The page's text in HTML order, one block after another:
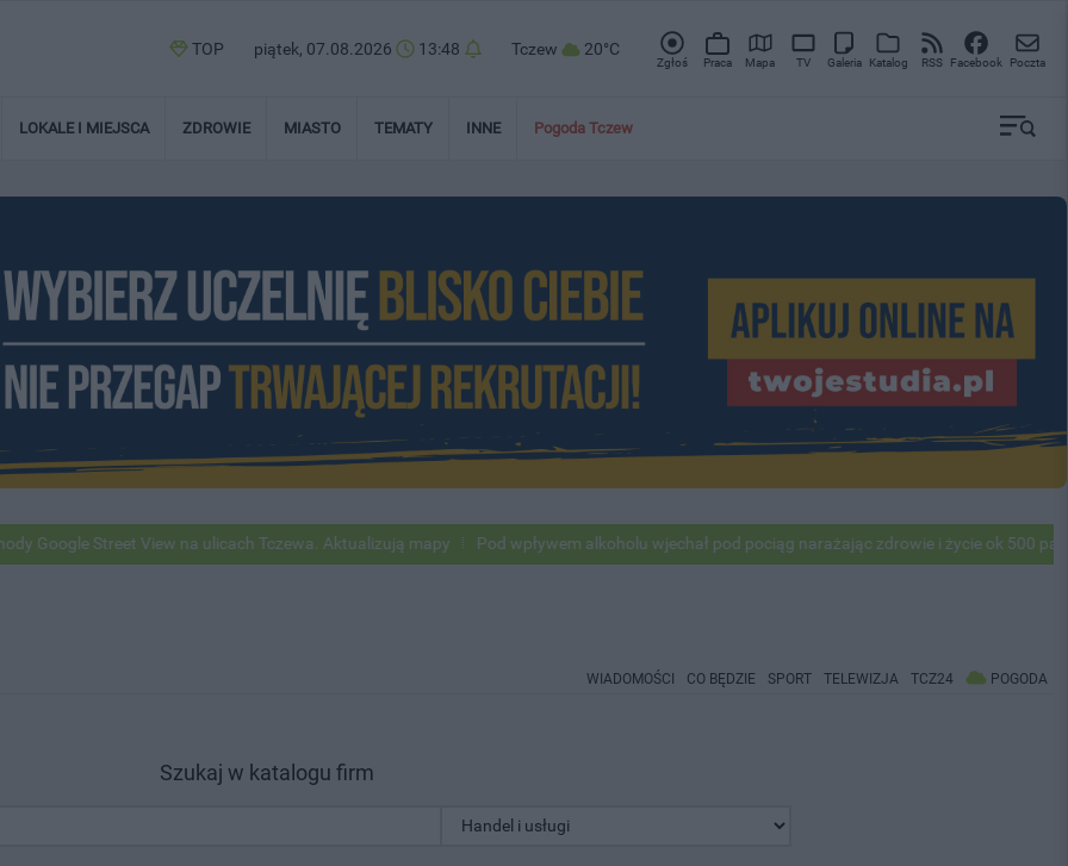
TOP piątek, 07.08.2026 13:48 Tczew 20°C
Zgłoś Praca Mapa TV Galeria Katalog RSS Facebook Poczta
LOKALE I MIEJSCA ZDROWIE MIASTO TEMATY INNE Pogoda Tczew
Street View na ulicach Tczewa. Aktualizują mapy Pod wpływem alkoholu wjechał pod pociąg narażając zdrowie i życie ok 500 pasażerów!
WIADOMOŚCI CO BĘDZIE SPORT TELEWIZJA TCZ24 POGODA
Szukaj w katalogu firm